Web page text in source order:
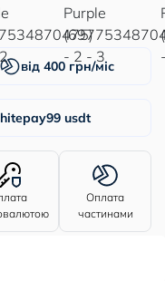
від 400 грн/міс
99 usdt
Оплата
частинами